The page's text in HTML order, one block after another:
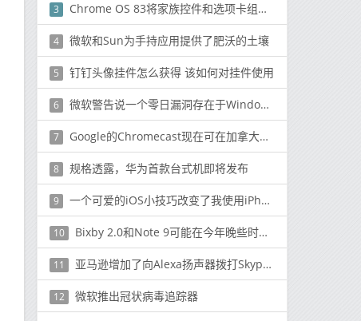
3 Chrome OS 83将家族控件和选项卡组添加到Chromebook
4 微软和Sun为手持应用提供了肥沃的土壤
5 钉钉头像挂件怎么获得 该如何对挂件使用
6 微软警告说一个零日漏洞存在于Windows说修复即将到来
7 Google的Chromecast现在可在加拿大欧洲使用
8 规格透露，华为首款台式机即将发布
9 一个可爱的iOS小技巧改变了我使用iPhone的方式
10 Bixby 2.0和Note 9可能在今年晚些时候一起发布
11 亚马逊增加了向Alexa扬声器拨打Skype电话的功能
12 微软推出冠状病毒追踪器